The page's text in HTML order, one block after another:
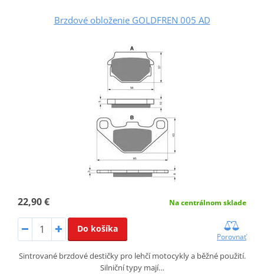
Brzdové obloženie GOLDFREN 005 AD
22,90 € Na centrálnom sklade
Do košíka
Porovnať
Sintrované brzdové destičky pro lehčí motocykly a běžné použití.
Silniční typy mají…